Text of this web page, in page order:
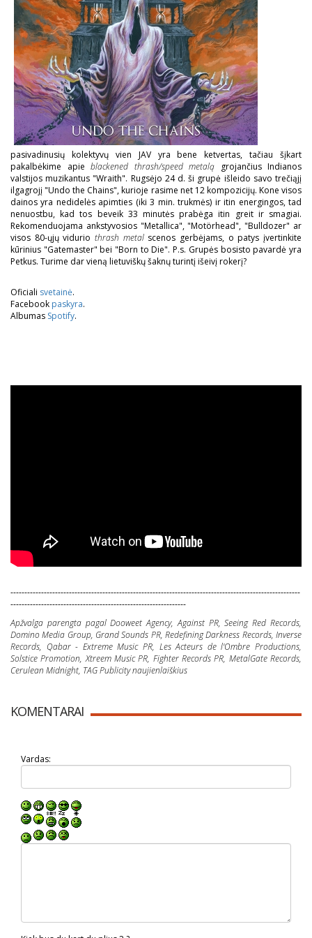
pasivadinusių kolektyvų vien JAV yra bene ketvertas, tačiau šįkart
pakalbėkime apie blackened thrash/speed metalą grojančius Indianos
valstijos muzikantus "Wraith". Rugsėjo 24 d. ši grupė išleido savo trečiąjį
ilgagrojį "Undo the Chains", kurioje rasime net 12 kompozicijų. Kone visos
dainos yra nedidelės apimties (iki 3 min. trukmės) ir itin energingos, tad
nenuostbu, kad tos beveik 33 minutės prabėga itin greit ir smagiai.
Rekomenduojama ankstyvosios "Metallica", "Motörhead", "Bulldozer" ar
visos 80-ųjų vidurio thrash metalscenos gerbėjams, o patys įvertinkite
kūrinius "Gatemaster" bei "Born to Die". P.s. Grupės bosisto pavardė yra
Petkus. Turime dar vieną lietuviškų šaknų turintį išeivį rokerį?
Oficiali svetainė.
Facebook paskyra.
Albumas Spotify.
--------------------------------------------------------------------------------------------------------
---------------------------------------------------------------
Apžvalga parengta pagal Dooweet Agency, Against PR, Seeing Red Records,
Domino Media Group, Grand Sounds PR, Redefining Darkness Records, Inverse
Records, Qabar - Extreme Music PR, Les Acteurs de l'Ombre Productions,
Solstice Promotion, Xtreem Music PR, Fighter Records PR, MetalGate Records,
Cerulean Midnight, TAG Publicity naujienlaiškius
KOMENTARAI
Vardas: